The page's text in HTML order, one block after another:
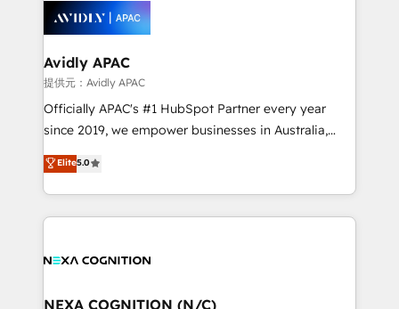
Retail execution, CPQ, customer portals and
HubSpot CMS developments. And we're champions
experience. Working hand-in-hand with your team,
we’ll assemble a RevOps machine that drives more
traffic, generates better leads and crushes your
revenue goals. We've worked with thousands of
HubSpot customers and we'd love to work with you
too! Clients come to us for: Advanced CRM solutions
HubSpot Data System Migrations between systems
to HubSpot New lead generation strategies Time-
Avidly APAC
提供元：Avidly APAC
Officially APAC's #1 HubSpot Partner every year
since 2019, we empower businesses in Australia,
New Zealand, and globally to realise their full
potential through enterprise HubSpot CRM
implementation. And we deliver best practice across
the whole HubSpot platform, covering marketing,
all businesses, from start-up to Enterprise, and have
the world. Our human approach to digital
Elite5.0
NEXA COGNITION (N/C)